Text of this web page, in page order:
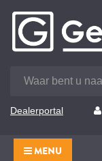
Dealerportal
MENU